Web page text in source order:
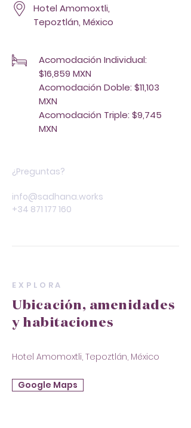
Hotel Amomoxtli,
Tepoztlán, México
Acomodación Individual:
$16,859 MXN
Acomodación Doble: $11,103
MXN
Acomodación Triple: $9,745
MXN
¿Preguntas?
info@sadhana.works
+34 871 177 160
EXPLORA
Ubicación, amenidades
y habitaciones
Hotel Amomoxtli, Tepoztlán, México
Google Maps